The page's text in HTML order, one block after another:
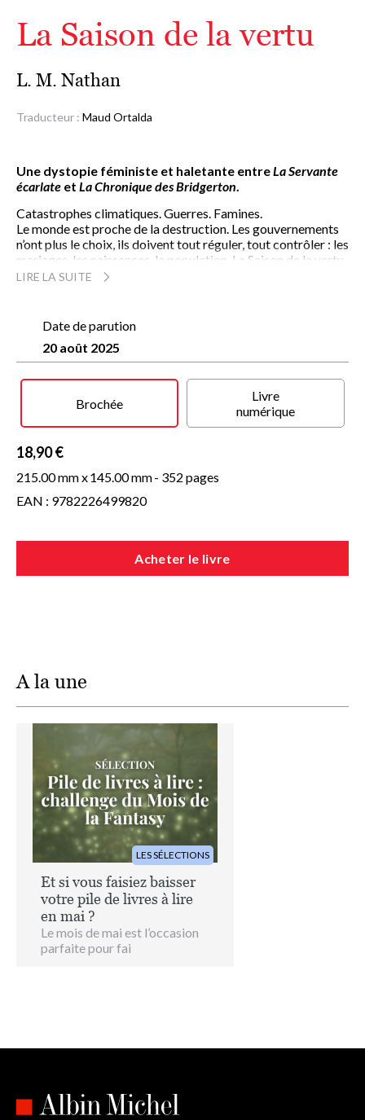
La Saison de la vertu
L. M. Nathan
Traducteur : Maud Ortalda
Une dystopie féministe et haletante entreLa Servante
écarlate et La Chronique des Bridgerton.
Catastrophes climatiques. Guerres. Famines.
Le monde est proche de la destruction. Les gouvernements
n’ont plus le choix, ils doivent tout réguler, tout contrôler : les
mariages, les naissances, la population. La Saison de la vertu
est là pour ça. À l’occasion de bals, de jeunes femmes et
place, seule la génétique compte. Mais Manon ne peut s’y
résigner. Elle veut prendre son destin en main. Elle veut
trouver son âme sœur.
LIRE LA SUITE
Date de parution
20 août 2025
Brochée
Livre
numérique
18,90 €
215.00 mm x145.00 mm- 352 pages
EAN : 9782226499820
Acheter le livre
A la une
LES SÉLECTIONS
Et si vous faisiez baisser
votre pile de livres à lire
en mai ?
Le mois de mai est l’occasion
parfaite pour fai